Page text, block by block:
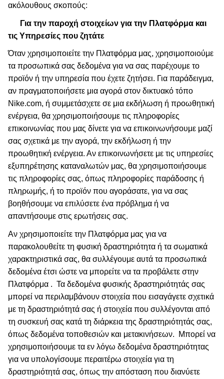
ακόλουθους σκοπούς:
Για την παροχή στοιχείων για την Πλατφόρμα και
τις Υπηρεσίες που ζητάτε
Όταν χρησιμοποιείτε την Πλατφόρμα μας, χρησιμοποιούμε
τα προσωπικά σας δεδομένα για να σας παρέχουμε το
προϊόν ή την υπηρεσία που έχετε ζητήσει. Για παράδειγμα,
αν πραγματοποιήσετε μια αγορά στον δικτυακό τόπο
Nike.com, ή συμμετάσχετε σε μια εκδήλωση ή προωθητική
ενέργεια, θα χρησιμοποιήσουμε τις πληροφορίες
επικοινωνίας που μας δίνετε για να επικοινωνήσουμε μαζί
σας σχετικά με την αγορά, την εκδήλωση ή την
προωθητική ενέργεια. Αν επικοινωνήσετε με τις υπηρεσίες
εξυπηρέτησης καταναλωτών μας, θα χρησιμοποιήσουμε
τις πληροφορίες σας, όπως πληροφορίες παράδοσης ή
πληρωμής, ή το προϊόν που αγοράσατε, για να σας
βοηθήσουμε να επιλύσετε ένα πρόβλημα ή να
απαντήσουμε στις ερωτήσεις σας.
Αν χρησιμοποιείτε την Πλατφόρμα μας για να
παρακολουθείτε τη φυσική δραστηριότητα ή τα σωματικά
χαρακτηριστικά σας, θα συλλέγουμε αυτά τα προσωπικά
δεδομένα έτσι ώστε να μπορείτε να τα προβάλετε στην
Πλατφόρμα . Τα δεδομένα φυσικής δραστηριότητάς σας
μπορεί να περιλαμβάνουν στοιχεία που εισαγάγετε σχετικά
με τη δραστηριότητά σας ή στοιχεία που συλλέγονται από
τη συσκευή σας κατά τη διάρκεια της δραστηριότητάς σας,
όπως δεδομένα τοποθεσιών και μετακινήσεων.
Μπορεί να
χρησιμοποιήσουμε τα εν λόγω δεδομένα δραστηριότητας
για να υπολογίσουμε περαιτέρω στοιχεία για τη
δραστηριότητά σας, όπως την απόσταση που διανύετε